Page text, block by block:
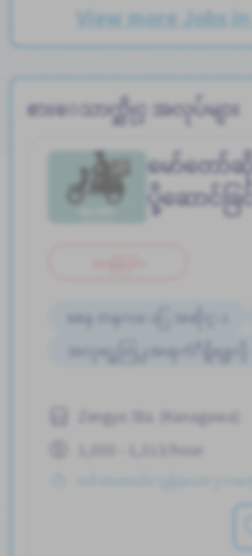
View more Jobs
စားေသာက္ဆိုင္ အလုပ်များ
မော်တေ
ပို့ဆောင်ခြ
စေန တနဂၤေႏြ အဆိုင္း
အလုပ္အေတြ႕အၾကံဳရွိရန္မလို
Zengyo Sta. (Kanagawa)
1,050 - 1,313/hour